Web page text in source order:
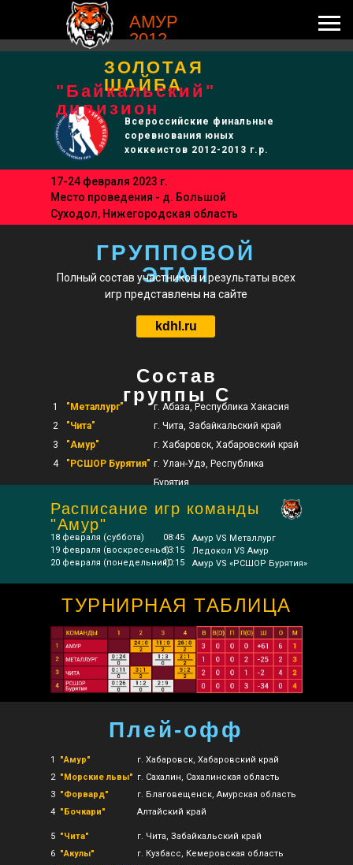
АМУР
2012
ЗОЛОТАЯ
ШАЙБА
Всероссийские финальные
соревнования юных
хоккеистов 2012-2013 г.р.
"Байкальский"
дивизион
17-24 февраля 2023 г.
Место проведения - д. Большой
Суходол, Нижегородская область
ГРУППОВОЙ
ЭТАП
Полный состав участников и результаты всех
игр представлены на сайте
kdhl.ru
Состав
группы С
1
2
3
4
"Металлург"
"Чита"
"Амур"
"РСШОР Бурятия"
г. Абаза, Республика Хакасия
г. Чита, Забайкальский край
г. Хабаровск, Хабаровский край
г. Улан-Удэ, Республика
Бурятия
Расписание игр команды
"Амур"
18 февраля (суббота)
19 февраля (воскресенье)
20 февраля (понедельник)
08:45
13:15
10:15
Амур VS Металлург
Ледокол VS Амур
Амур VS «РСШОР Бурятия»
ТУРНИРНАЯ ТАБЛИЦА
Плей-офф
1
2
3
4
"Амур"
"Морские львы"
"Форвард"
"Бочкари"
г. Хабаровск, Хабаровский край
г. Сахалин, Сахалинская область
г. Благовещенск, Амурская область
Алтайский край
5
6
"Чита"
"Акулы"
г. Чита, Забайкальский край
г. Кузбасс, Кемеровская область